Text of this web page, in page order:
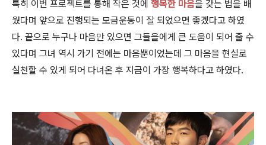
특히 이번 프로젝트를 통해 작은 것에 행복한 마음을 갖는 법을 배
웠다며 앞으로 진행되는 모금운동이 잘 되었으면 좋겠다고 하였
다. 끝으로 누구나 마음만 있으면 그들을에게 큰 도움이 되어 줄 수
있다며 그녀 역시 가기 전에는 마음뿐이었는데 그 마음을 현실로
실천할 수 있게 되어 다녀온 후 지금이 가장 행복하다고 하였다.